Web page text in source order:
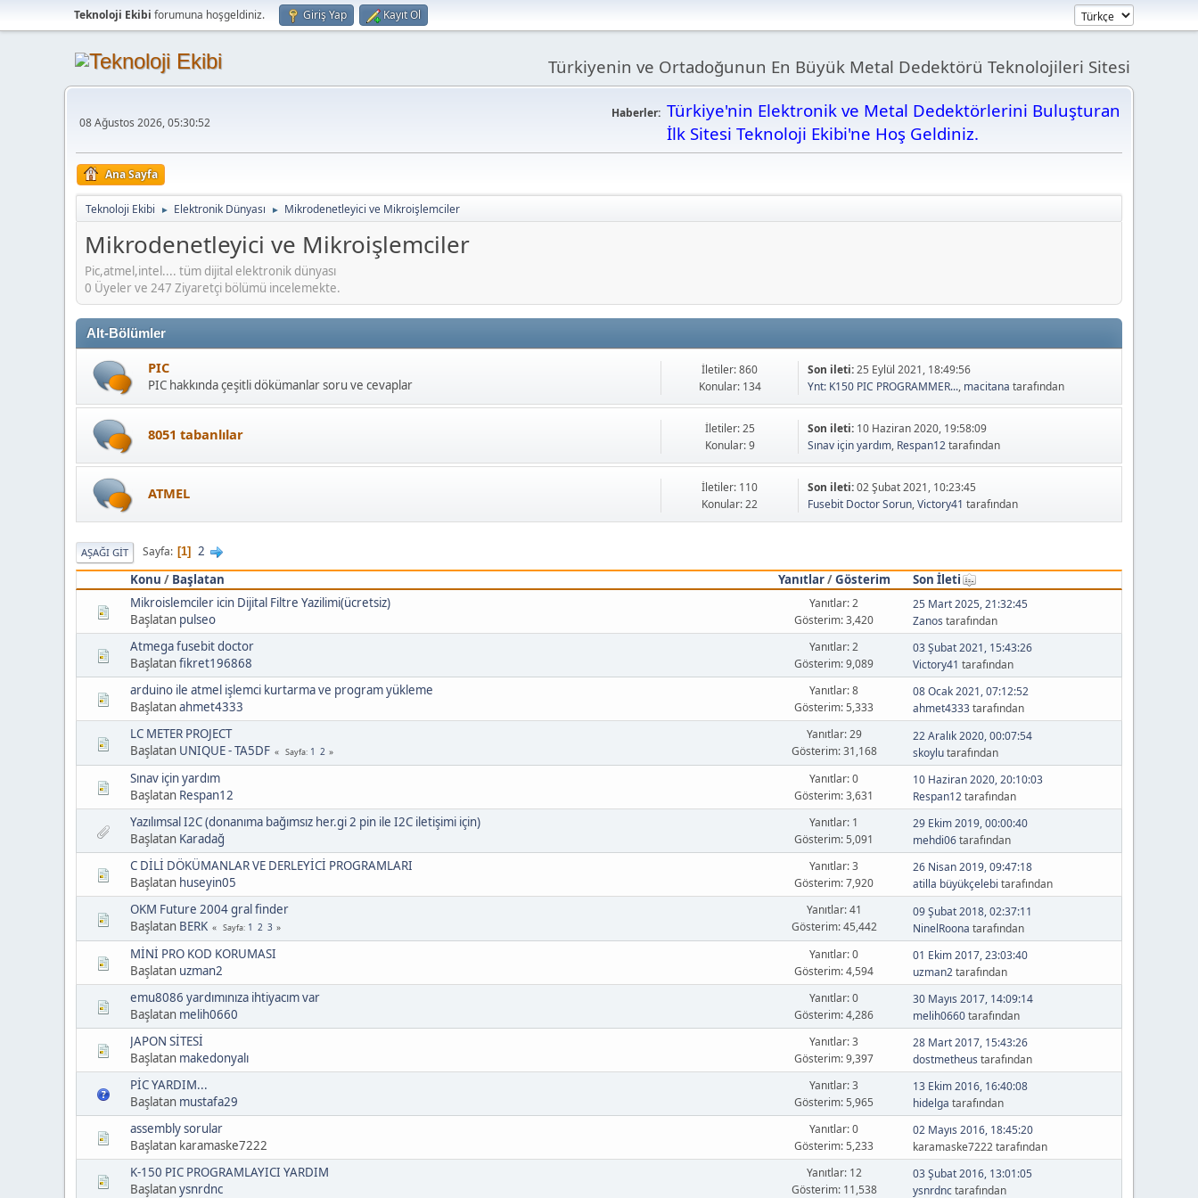
Teknoloji Ekibi forumuna hoşgeldiniz. Giriş Yap Kayıt Ol
Türkiyenin ve Ortadoğunun En Büyük Metal Dedektörü Teknolojileri Sitesi
08 Ağustos 2026, 05:30:52
Haberler: Türkiye'nin Elektronik ve Metal Dedektörlerini Buluşturan
İlk Sitesi Teknoloji Ekibi'ne Hoş Geldiniz.
Ana Sayfa
Teknoloji Ekibi ► Elektronik Dünyası ► Mikrodenetleyici ve Mikroişlemciler
Mikrodenetleyici ve Mikroişlemciler
Pic,atmel,intel.... tüm dijital elektronik dünyası
0 Üyeler ve 247 Ziyaretçi bölümü incelemekte.
Alt-Bölümler
PIC
PIC hakkında çeşitli dökümanlar soru ve cevaplar
İletiler: 860
Konular: 134
Son ileti:25 Eylül 2021, 18:49:56
Ynt: K150 PIC PROGRAMMER..., macitana tarafından
8051 tabanlılar
İletiler: 25
Konular: 9
Son ileti: 10 Haziran 2020, 19:58:09
Sınav için yardım, Respan12tarafından
ATMEL
İletiler: 110
Konular: 22
Son ileti:02 Şubat 2021, 10:23:45
Fusebit Doctor Sorun,Victory41 tarafından
AŞAĞI GIT Sayfa 1
2
Konu / Başlatan Yanıtlar/Gösterim
Son İleti
Mikroislemciler icin Dijital Filtre Yazilimi(ücretsiz)
Başlatan pulseo
Yanıtlar: 2
Gösterim: 3,420
25 Mart 2025, 21:32:45
Zanos tarafından
Atmega fusebit doctor
Başlatanfikret196868
Yanıtlar: 2
Gösterim: 9,089
03 Şubat 2021, 15:43:26
Victory41 tarafından
arduino ile atmel işlemci kurtarma ve program yükleme
Başlatanahmet4333
Yanıtlar: 8
Gösterim: 5,333
08 Ocak 2021, 07:12:52
ahmet4333tarafından
LC METER PROJECT
Başlatan UNIQUE - TA5DF Sayfa 1 2
Yanıtlar: 29
Gösterim: 31,168
22 Aralık 2020, 00:07:54
skoylutarafından
Sınav için yardım
Başlatan Respan12
Yanıtlar: 0
Gösterim: 3,631
10 Haziran 2020, 20:10:03
Respan12tarafından
Yazılımsal I2C (donanıma bağımsız her.gi 2 pin ile I2C iletişimi için)
Başlatan Karadağ
Yanıtlar: 1
Gösterim: 5,091
29 Ekim 2019, 00:00:40
mehdi06tarafından
C DİLİ DÖKÜMANLAR VE DERLEYİCİ PROGRAMLARI
Başlatan huseyin05
Yanıtlar: 3
Gösterim: 7,920
26 Nisan 2019, 09:47:18
atilla büyükçelebi tarafından
OKM Future 2004 gral finder
Başlatan BERK Sayfa 1 2 3
Yanıtlar: 41
Gösterim: 45,442
09 Şubat 2018, 02:37:11
NinelRoona tarafından
MİNİ PRO KOD KORUMASI
Başlatan uzman2
Yanıtlar: 0
Gösterim: 4,594
01 Ekim 2017, 23:03:40
uzman2tarafından
emu8086 yardımınıza ihtiyacım var
Başlatan melih0660
Yanıtlar: 0
Gösterim: 4,286
30 Mayıs 2017, 14:09:14
melih0660tarafından
JAPON SİTESİ
Başlatan makedonyalı
Yanıtlar: 3
Gösterim: 9,397
28 Mart 2017, 15:43:26
dostmetheus tarafından
PİC YARDIM...
Başlatan mustafa29
Yanıtlar: 3
Gösterim: 5,965
13 Ekim 2016, 16:40:08
hidelga tarafından
assembly sorular
Başlatan karamaske7222
Yanıtlar: 0
Gösterim: 5,233
02 Mayıs 2016, 18:45:20
karamaske7222 tarafından
K-150 PIC PROGRAMLAYICI YARDIM
Başlatanysnrdnc
Yanıtlar: 12
Gösterim: 11,538
03 Şubat 2016, 13:01:05
ysnrdnctarafından